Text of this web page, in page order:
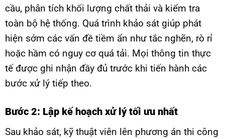
cầu, phân tích khối lượng chất thải và kiểm tra
toàn bộ hệ thống. Quá trình khảo sát giúp phát
hiện sớm các vấn đề tiềm ẩn như tắc nghẽn, rò rỉ
hoặc hầm có nguy cơ quá tải. Mọi thông tin thực
tế được ghi nhận đầy đủ trước khi tiến hành các
bước xử lý tiếp theo.
Bước 2: Lập kế hoạch xử lý tối ưu nhất
Sau khảo sát, kỹ thuật viên lên phương án thi công